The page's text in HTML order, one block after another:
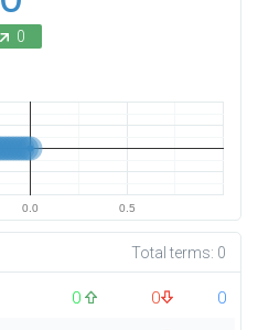
0
0.0 0.5
Total terms: 0
0 0
0